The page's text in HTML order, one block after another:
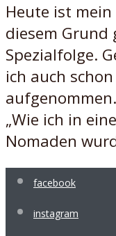
Heute ist
diesem Grund
Spezialfolge.
ich auch
„Wie ich in
Nomaden
facebook
instagram